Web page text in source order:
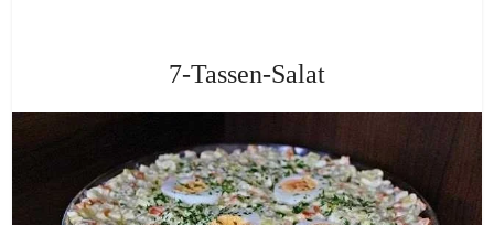
7-Tassen-Salat